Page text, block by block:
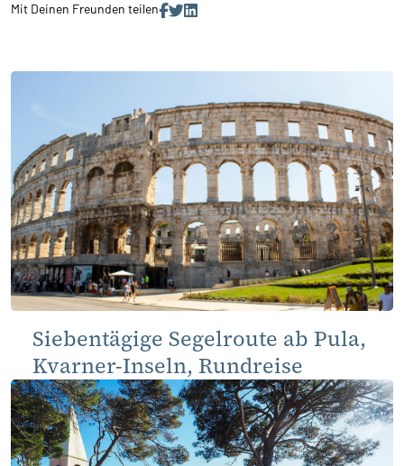
Mit Deinen Freunden teilen
Siebentägige Segelroute ab Pula,
Kvarner-Inseln, Rundreise